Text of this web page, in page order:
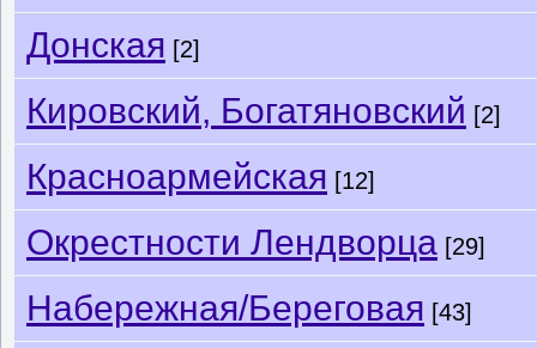
Донская [2]
Кировский, Богатяновский [2]
Красноармейская [12]
Окрестности Лендворца [29]
Набережная/Береговая [43]